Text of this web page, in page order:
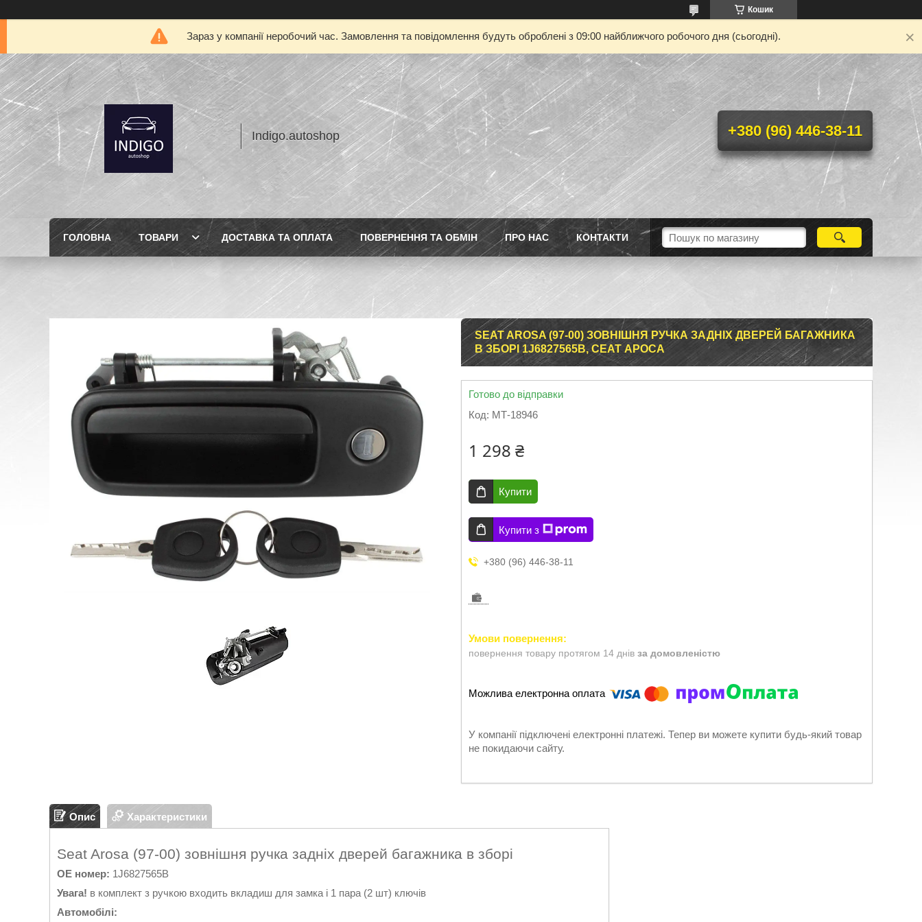
Кошик
Зараз у компанії неробочий час. Замовлення та повідомлення будуть оброблені з 09:00 найближчого робочого дня (сьогодні).
Indigo.autoshop +380 (96) 446-38-11
ГОЛОВНА ТОВАРИ ДОСТАВКА ТА ОПЛАТА ПОВЕРНЕННЯ ТА ОБМІН ПРО НАС КОНТАКТИ
SEAT AROSA (97-00) ЗОВНІШНЯ РУЧКА ЗАДНІХ ДВЕРЕЙ БАГАЖНИКА
В ЗБОРІ 1J6827565B, СЕАТ АРОСА
Готово до відправки
Код: МТ-18946
1 298 ₴
Купити
Купити з
+380 (96) 446-38-11
повернення товару протягом 14 днів за домовленістю
У компанії підключені електронні платежі. Тепер ви можете купити будь-який товар
не покидаючи сайту.
Опис Характеристики
Seat Arosa (97-00) зовнішня ручка задніх дверей багажника в зборі
OE номер: 1J6827565B
Увага! в комплект з ручкою входить вкладиш для замка і 1 пара (2 шт) ключів
Автомобілі: